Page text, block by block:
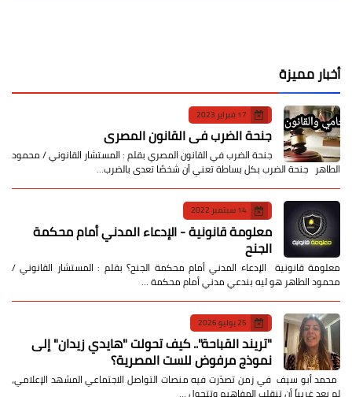
أخبار مميزة
17 فبراير 2023
جنحة الضرب في القانون المصري
جنحة الضرب في القانون المصري بقلم : المستشار القانوني / محمود
الطاهر جنحة الضرب بكل بساطة تعني أن شخصًا تعدى بالضرب…
14 سبتمبر 2022
معلومة قانونية - الإدعاء المدني أمام محكمة
الجنح
معلومة قانونية الإدعاء المدني أمام محكمة الجنح؟ بقلم : المستشار القانوني /
محمود الطاهر هو ليه بندعي مدني أمام محكمة …
25 يوليو 2026
​"تريند القباحة".. كيف تحولت "هايدي زيدان" إلى
نموذج مرفوض للست المصرية؟
​ محمد أبو سيف ​في زمن تصدّرت فيه منصات التواصل الاجتماعي المشهد الإعلامي،